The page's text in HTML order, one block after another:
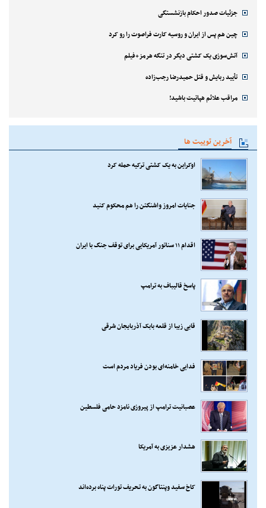
جزئیات صدور احکام بازنشستگی
چین هم پس از ایران و روسیه کارت فراصوت را رو کرد
آتش‌سوزی یک کشتی دیگر در تنگه هرمز+فیلم
تأیید ربایش و قتل حمیدرضا رجب‌زاده
مراقب علائم هپاتیت باشید!
آخرین توییت ها
اوکراین به یک کشتی ترکیه حمله کرد
جنایات امروز واشنگتن را هم محکوم کنید
اقدام ۱۱ سناتور آمریکایی برای توقف جنگ با ایران
پاسخ قالیباف به ترامپ
قابی زیبا از قلعه بابک آذربایجان شرقی
فدایی خامنه‌ای بودن فریاد مردم است
عصبانیت ترامپ از پیروزی نامزد حامی فلسطین
هشدار عزیزی به آمریکا
کاخ سفید وپنتاگون به تحریف تورات پناه برده‌اند